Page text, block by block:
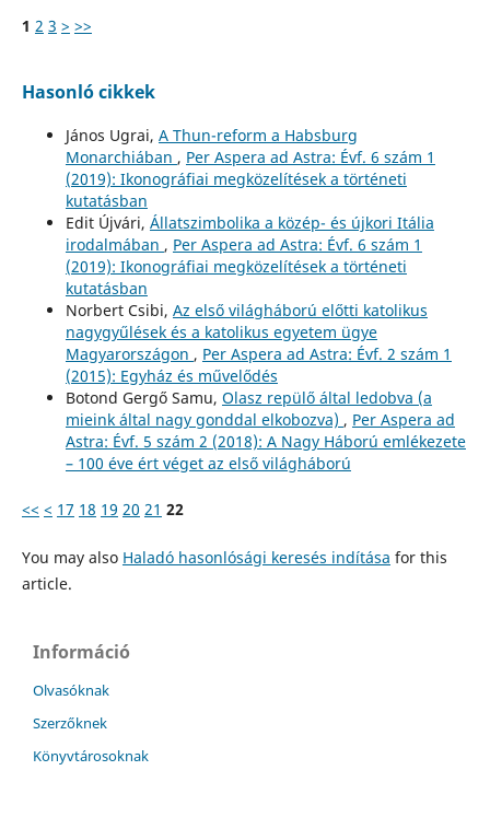
1 2 3 > >>
Hasonló cikkek
János Ugrai, A Thun-reform a Habsburg
Monarchiában , Per Aspera ad Astra: Évf. 6 szám 1
(2019): Ikonográfiai megközelítések a történeti
kutatásban
Edit Újvári, Állatszimbolika a közép- és újkori Itália
irodalmában , Per Aspera ad Astra: Évf. 6 szám 1
(2019): Ikonográfiai megközelítések a történeti
kutatásban
Norbert Csibi, Az első világháború előtti katolikus
nagygyűlések és a katolikus egyetem ügye
Magyarországon , Per Aspera ad Astra: Évf. 2 szám 1
(2015): Egyház és művelődés
Botond Gergő Samu, Olasz repülő által ledobva (a
mieink által nagy gonddal elkobozva) , Per Aspera ad
Astra: Évf. 5 szám 2 (2018): A Nagy Háború emlékezete
– 100 éve ért véget az első világháború
<< < 17 18 19 20 21 22
You may also Haladó hasonlósági keresés indítása for this
article.
Információ
Olvasóknak
Szerzőknek
Könyvtárosoknak